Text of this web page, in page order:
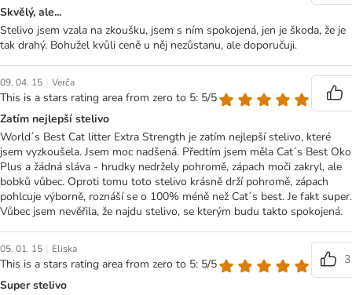
Skvělý, ale...
Stelivo jsem vzala na zkoušku, jsem s ním spokojená, jen je škoda, že je
tak drahý. Bohužel kvůli ceně u něj nezůstanu, ale doporučuji.
09. 04. 15 | Verča
This is a stars rating area from zero to 5: 5/5
Zatím nejlepší stelivo
World´s Best Cat litter Extra Strength je zatím nejlepší stelivo, které
jsem vyzkoušela. Jsem moc nadšená. Předtím jsem měla Cat´s Best Oko
Plus a žádná sláva - hrudky nedržely pohromě, zápach moči zakryl, ale
bobků vůbec. Oproti tomu toto stelivo krásně drží pohromě, zápach
pohlcuje výborně, roznáší se o 100% méně než Cat´s best. Je fakt super.
Vůbec jsem nevěřila, že najdu stelivo, se kterým budu takto spokojená.
05. 01. 15 | Eliska
This is a stars rating area from zero to 5: 5/5
3
Super stelivo